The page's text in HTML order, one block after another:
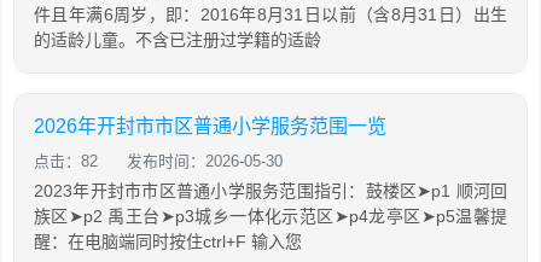
件且年满6周岁，即：2016年8月31日以前（含8月31日）出生
的适龄儿童。不含已注册过学籍的适龄
2026年开封市市区普通小学服务范围一览
点击：82 发布时间：2026-05-30
2023年开封市市区普通小学服务范围指引：鼓楼区➤p1 顺河回
族区➤p2 禹王台➤p3城乡一体化示范区➤p4龙亭区➤p5温馨提
醒：在电脑端同时按住ctrl+F 输入您